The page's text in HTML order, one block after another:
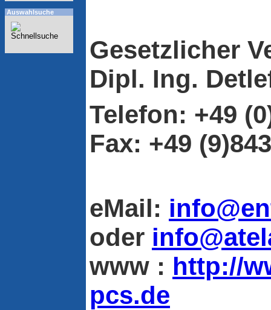
Auswahlsuche
Gesetzlicher
Dipl. Ing.
Telefon: +49
Fax: +49
eMail:
oder
www : http://
pcs.de